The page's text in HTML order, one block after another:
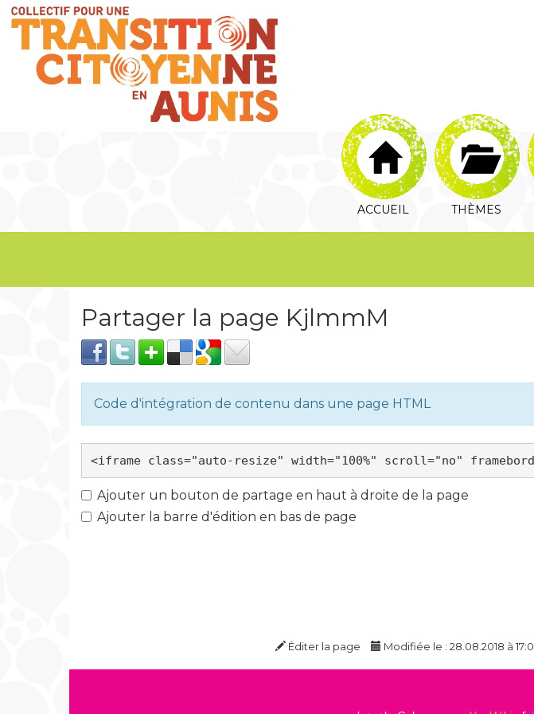
ACCUEIL THÈMES
Partager la page KjlmmM
Code d'intégration de contenu dans une page HTML
Ajouter un bouton de partage en haut à droite de la page
Ajouter la barre d'édition en bas de page
Éditer la page Modifiée le : 28.08.2018 à